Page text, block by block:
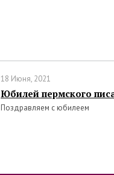
18 Июня, 2021
Юбилей пермского
Поздравляем с юбилеем